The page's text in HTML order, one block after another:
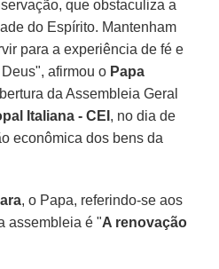
que obstaculiza a
do Espírito. Mantenham
para a experiência de fé e
afirmou o Papa
da Assembleia Geral
Italiana - CEI , no dia de
econômica dos bens da
, o Papa, referindo-se aos
assembleia é "A renovação